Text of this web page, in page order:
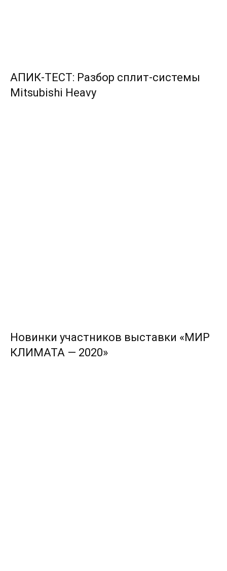
АПИК-ТЕСТ: Разбор сплит-системы
Mitsubishi Heavy
Новинки участников выставки «МИР
КЛИМАТА — 2020»